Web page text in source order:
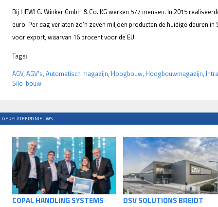
Bij HEWI G. Winker GmbH & Co. KG werken 577 mensen. In 2015
euro. Per dag verlaten zo’n zeven miljoen producten de huidige deuren
voor export, waarvan 16 procent voor de EU.
Tags:
AGV, AGV's, Automatisch magazijn, Hoogbouw, Hoogbouwmagazijn,
Silo-bouw
GERELATEERD NIEUWS
COPAL HANDLING SYSTEMS
DSV SOLUTIONS BREIDT